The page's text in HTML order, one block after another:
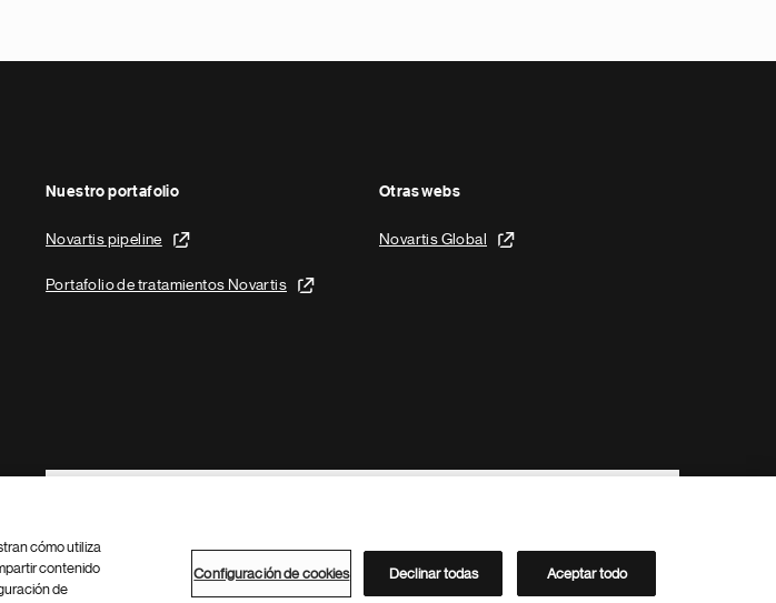
Nuestro portafolio
Novartis pipeline
Portafolio de tratamientos Novartis
Otras webs
Novartis Global
Footer Site Search
Directorio de Novartis
cómo utiliza
contenido
de
Configuración de cookies Declinar todas Aceptar todo